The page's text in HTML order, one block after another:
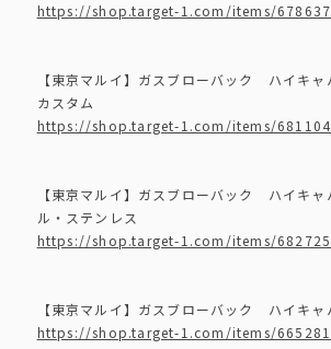
https://shop.target-1.com/items/
【東京マルイ】ガスブローバック ハイキ
カスタム
https://shop.target-1.com/items/
【東京マルイ】ガスブローバック ハイキャ
ル・ステンレス
https://shop.target-1.com/items/
【東京マルイ】ガスブローバック ハイキャ
https://shop.target-1.com/items/